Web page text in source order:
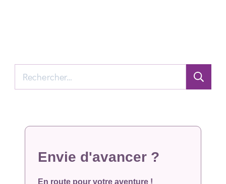
Rechercher :
Envie d'avancer ?
En route pour votre aventure !